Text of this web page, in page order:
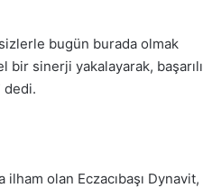
bugün burada olmak
sinerji yakalayarak, başarılı
dedi.
olan Eczacıbaşı Dynavit,